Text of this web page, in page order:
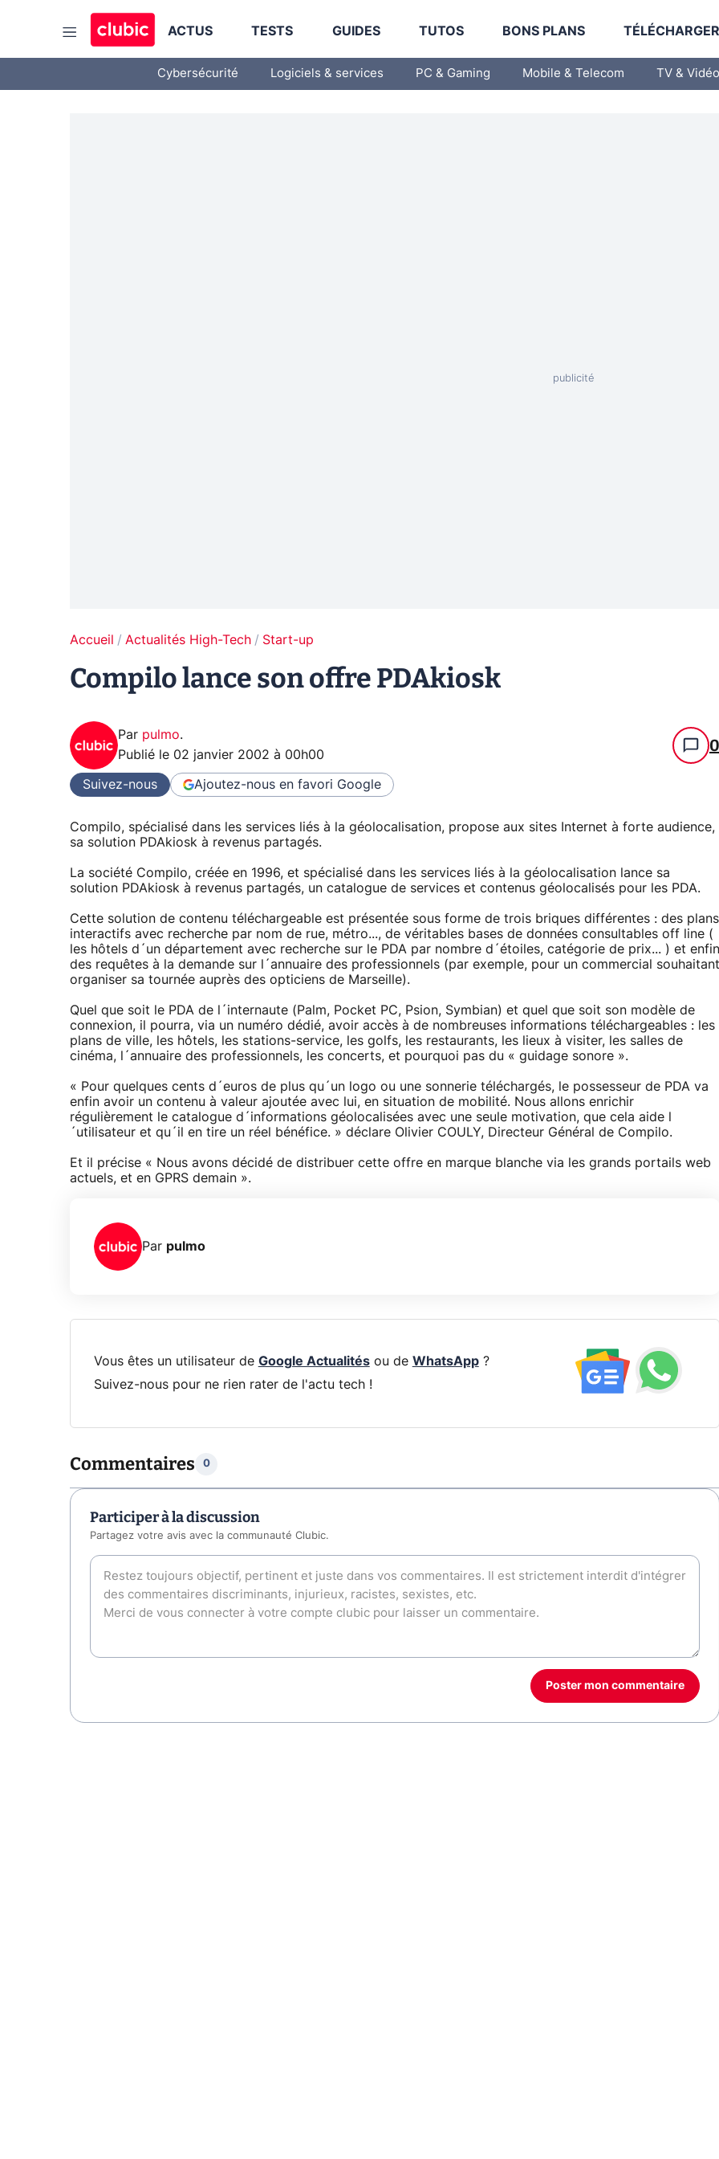
ACTUS TESTS GUIDES TUTOS BONS PLANS TÉLÉCHARGER
Cybersécurité Logiciels & services PC & Gaming Mobile & Telecom TV & Vidéo
Accueil Actualités High-Tech Start-up
Compilo lance son offre PDAkiosk
Par pulmo.
Publié le 02 janvier 2002 à 00h00 0
Suivez-nous Ajoutez-nous en favori Google
Compilo, spécialisé dans les services liés à la géolocalisation, propose aux sites Internet à forte audience,
sa solution PDAkiosk à revenus partagés.
La société Compilo, créée en 1996, et spécialisé dans les services liés à la géolocalisation lance sa
solution PDAkiosk à revenus partagés, un catalogue de services et contenus géolocalisés pour les PDA.
Cette solution de contenu téléchargeable est présentée sous forme de trois briques différentes : des plans
interactifs avec recherche par nom de rue, métro..., de véritables bases de données consultables off line (
les hôtels d´un département avec recherche sur le PDA par nombre d´étoiles, catégorie de prix... ) et enfin
des requêtes à la demande sur l´annuaire des professionnels (par exemple, pour un commercial souhaitant
organiser sa tournée auprès des opticiens de Marseille).
Quel que soit le PDA de l´internaute (Palm, Pocket PC, Psion, Symbian) et quel que soit son modèle de
connexion, il pourra, via un numéro dédié, avoir accès à de nombreuses informations téléchargeables : les
plans de ville, les hôtels, les stations-service, les golfs, les restaurants, les lieux à visiter, les salles de
cinéma, l´annuaire des professionnels, les concerts, et pourquoi pas du « guidage sonore ».
« Pour quelques cents d´euros de plus qu´un logo ou une sonnerie téléchargés, le possesseur de PDA va
enfin avoir un contenu à valeur ajoutée avec lui, en situation de mobilité. Nous allons enrichir
régulièrement le catalogue d´informations géolocalisées avec une seule motivation, que cela aide l
´utilisateur et qu´il en tire un réel bénéfice. » déclare Olivier COULY, Directeur Général de Compilo.
Et il précise « Nous avons décidé de distribuer cette offre en marque blanche via les grands portails web
actuels, et en GPRS demain ».
Par pulmo
Vous êtes un utilisateur de Google Actualitésou de WhatsApp?
Suivez-nous pour ne rien rater de l'actu tech !
Commentaires 0
Participer à la discussion
Partagez votre avis avec la communauté Clubic.
Poster mon commentaire